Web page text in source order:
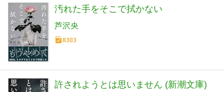
汚れた手をそこで拭かない
芦沢央
8303
許されようとは思いません (新潮文庫)